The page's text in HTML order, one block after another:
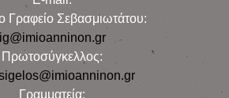
Γραφείο Σεβασμιωτάτου:
ig@imioanninon.gr
Πρωτοσύγκελλος:
Γραμματεία: